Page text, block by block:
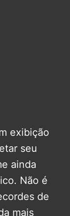
exibição
seu
ainda
Não é
de
mais